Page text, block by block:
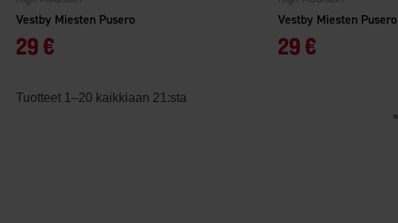
Vestby Miesten Pusero
29 €
Vestby Miesten Pusero
29 €
Tuotteet 1–20 kaikkiaan 21:sta